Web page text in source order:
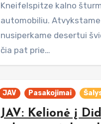
Kneifelspitze kalno
automobiliu.
nusiperkame desertui
čia pat prie…
JAV Pasakojimai
JAV: Kelionė į